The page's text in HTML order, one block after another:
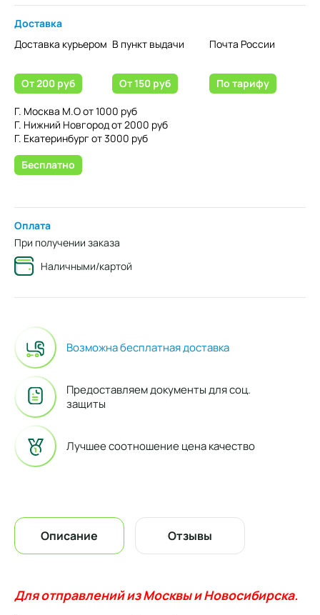
Доставка
Доставка курьером
От 200 руб
Г. Москва М.О от 1000 руб
Г. Нижний Новгород от 2000 руб
Г. Екатеринбург от 3000 руб
Бесплатно
В пункт выдачи
От 150 руб
Почта России
По тарифу
Оплата
При получении заказа
Наличными/картой
Возможна бесплатная доставка
Предоставляем документы для соц.
защиты
Лучшее соотношение цена качество
Описание Отзывы
Для отправлений из Москвы и Новосибирска.